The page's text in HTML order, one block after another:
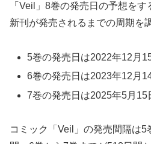
「Veil」8巻の発売日の予想を
新刊が発売されるまでの周期を
5巻の発売日は2022年12月
6巻の発売日は2023年12月
7巻の発売日は2025年5月15
コミック「Veil」の発売間隔は5